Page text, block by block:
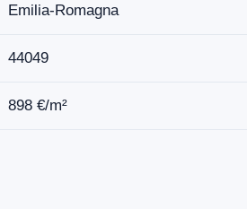
Emilia-Romagna
44049
898 €/m²